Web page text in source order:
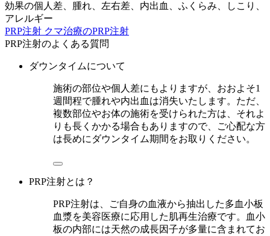
効果の個人差、腫れ、左右差、内出血、ふくらみ、しこり、
アレルギー
PRP注射 クマ治療のPRP注射
PRP注射のよくある質問
ダウンタイムについて
施術の部位や個人差にもよりますが、おおよそ1
週間程で腫れや内出血は消失いたします。ただ、
複数部位やお体の施術を受けられた方は、それよ
りも長くかかる場合もありますので、ご心配な方
は長めにダウンタイム期間をお取りください。
PRP注射とは？
PRP注射は、ご自身の血液から抽出した多血小板
血漿を美容医療に応用した肌再生治療です。血小
板の内部には天然の成長因子が多量に含まれてお